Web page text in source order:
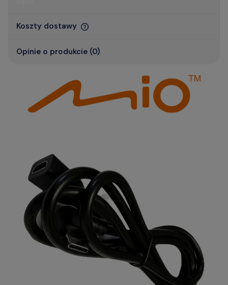
Koszty dostawy
Opinie o produkcie (0)